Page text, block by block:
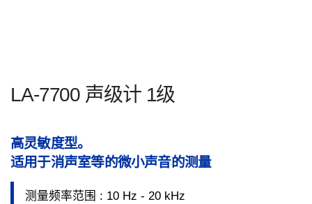
LA-7700 声级计 1级
高灵敏度型。
适用于消声室等的微小声音的测量
测量频率范围 : 10 Hz - 20 kHz